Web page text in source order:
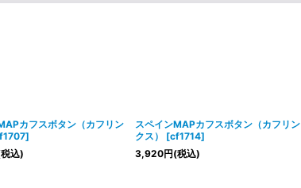
カフスボタン（カフリン
]
込)
スペインMAPカフスボタン（カフリン
クス）
[cf1714]
3,920円(税込)